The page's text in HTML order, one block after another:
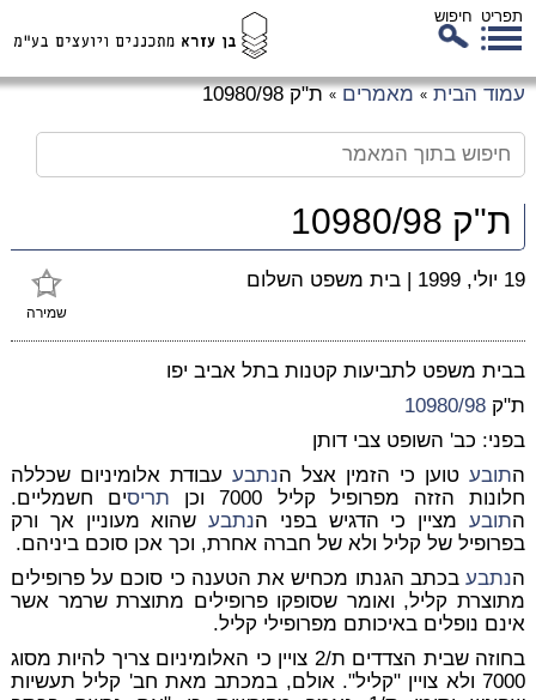
תפריט חיפוש
עמוד הבית » מאמרים » ת"ק 10980/98
ת"ק 10980/98
שמירה
19 יולי, 1999 | בית משפט השלום
בבית משפט לתביעות קטנות בתל אביב יפו
ת"ק 10980/98
בפני: כב' השופט צבי דותן
התובעטוען כי הזמין אצל הנתבע עבודת אלומיניום שכללה
חלונות הזזה מפרופיל קליל 7000 וכן
תריסים חשמליים.
התובעמציין כי הדגיש בפני הנתבעשהוא מעוניין אך ורק
בפרופיל של קליל ולא של חברה אחרת, וכך אכן סוכם ביניהם.
הנתבעבכתב הגנתו מכחיש את הטענה כי סוכם על פרופילים
מתוצרת קליל, ואומר שסופקו פרופילים מתוצרת שרמר אשר
אינם נופלים באיכותם מפרופילי קליל.
בחוזה שבית הצדדים ת/2 צויין כי האלומיניום צריך להיות מסוג
7000 ולא צויין "קליל". אולם, במכתב מאת חב' קליל תעשיות